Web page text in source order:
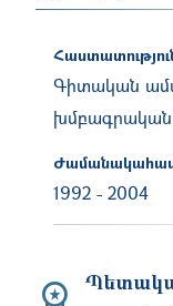
Գիտական
խմբագրական
1992 - 2004